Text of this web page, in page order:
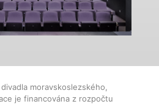
moravskoslezského,
je financována z rozpočtu